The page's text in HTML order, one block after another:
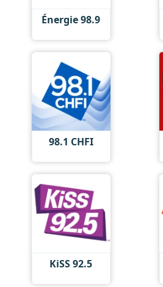
Énergie 98.9
98.1 CHFI
KiSS 92.5